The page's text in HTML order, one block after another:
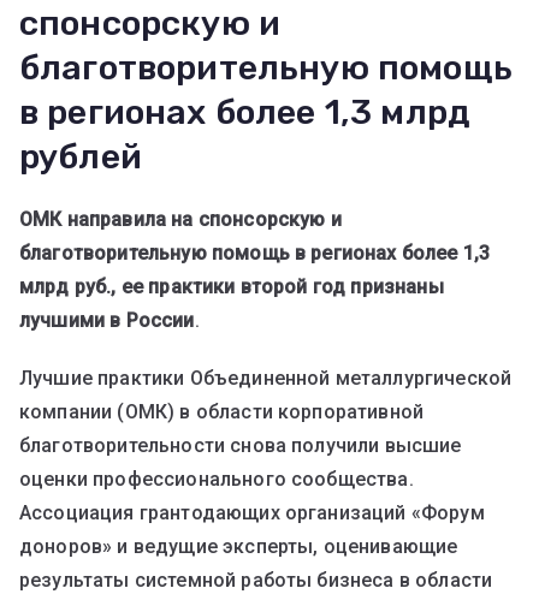
спонсорскую и
благотворительную помощь
в регионах более 1,3 млрд
рублей
ОМК направила на спонсорскую и
благотворительную помощь в регионах более 1,3
млрд руб., ее практики второй год признаны
лучшими в России.
Лучшие практики Объединенной металлургической
компании (ОМК) в области корпоративной
благотворительности снова получили высшие
оценки профессионального сообщества.
Ассоциация грантодающих организаций «Форум
доноров» и ведущие эксперты, оценивающие
результаты системной работы бизнеса в области